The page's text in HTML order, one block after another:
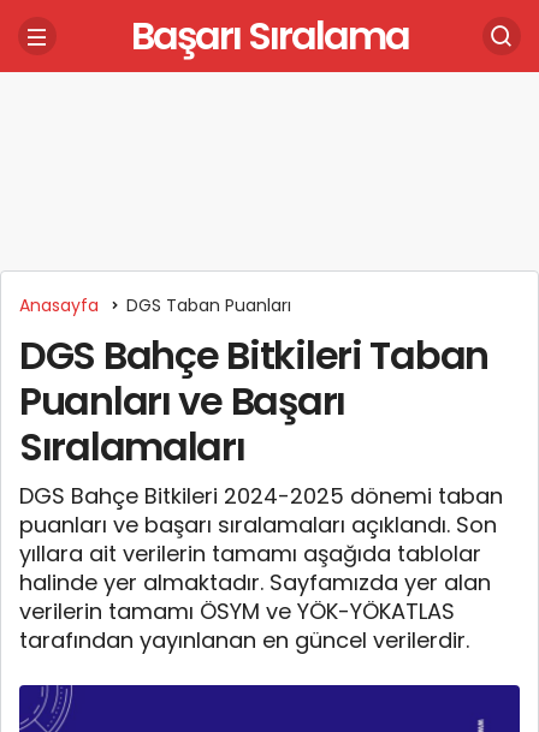
Başarı Sıralama
Anasayfa DGS Taban Puanları
DGS Bahçe Bitkileri Taban
Puanları ve Başarı
Sıralamaları
DGS Bahçe Bitkileri 2024-2025 dönemi taban
puanları ve başarı sıralamaları açıklandı. Son
yıllara ait verilerin tamamı aşağıda tablolar
halinde yer almaktadır. Sayfamızda yer alan
verilerin tamamı ÖSYM ve YÖK-YÖKATLAS
tarafından yayınlanan en güncel verilerdir.